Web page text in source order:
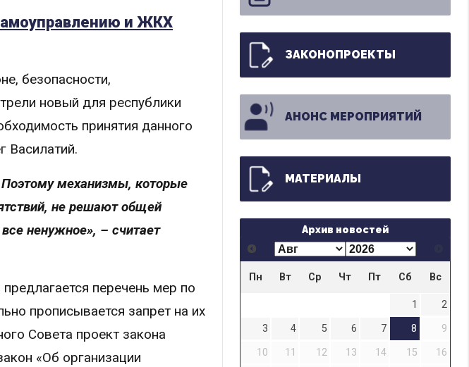
и ЖКХ
безопасности,
новый для республики
принятия данного
Василатий.
Поэтому механизмы, которые
не решают общей
ненужное», – считает
перечень мер по
прописывается запрет на их
Совета проект закона
«Об организации
ЗАКОНОПРОЕКТЫ
АНОНС МЕРОПРИЯТИЙ
МАТЕРИАЛЫ
Архив новостей
Пн Вт Ср Чт Пт Сб Вс
1
2
3
4 5 6 7 8
9
10
11 12 13 14 15
16